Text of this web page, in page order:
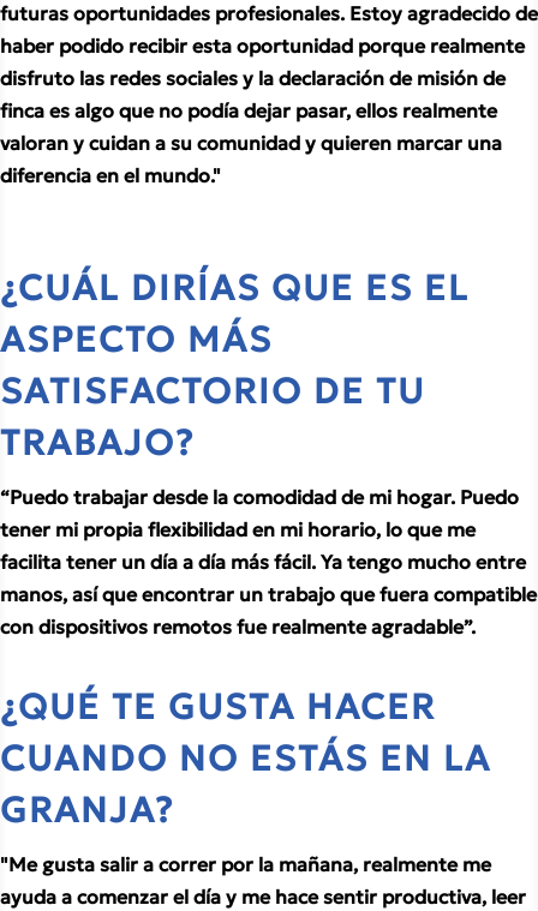
futuras oportunidades profesionales. Estoy agradecido de
haber podido recibir esta oportunidad porque realmente
disfruto las redes sociales y la declaración de misión de
finca es algo que no podía dejar pasar, ellos realmente
valoran y cuidan a su comunidad y quieren marcar una
diferencia en el mundo."
¿CUÁL DIRÍAS QUE ES EL
ASPECTO MÁS
SATISFACTORIO DE TU
TRABAJO?
“Puedo trabajar desde la comodidad de mi hogar. Puedo
tener mi propia flexibilidad en mi horario, lo que me
facilita tener un día a día más fácil. Ya tengo mucho entre
manos, así que encontrar un trabajo que fuera compatible
con dispositivos remotos fue realmente agradable”.
¿QUÉ TE GUSTA HACER
CUANDO NO ESTÁS EN LA
GRANJA?
"Me gusta salir a correr por la mañana, realmente me
ayuda a comenzar el día y me hace sentir productiva, leer